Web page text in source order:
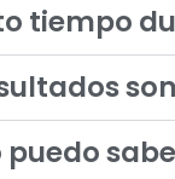
tiempo
puedo